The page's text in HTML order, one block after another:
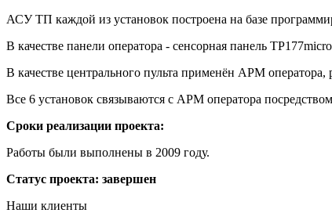
АСУ ТП каждой из установок построена на базе
В качестве панели оператора - сенсорная панель
В качестве центрального пульта применён АРМ
Все 6 установок связываются с АРМ оператора
Сроки реализации проекта:
Работы были выполнены в 2009 году.
Статус проекта: завершен
Наши клиенты